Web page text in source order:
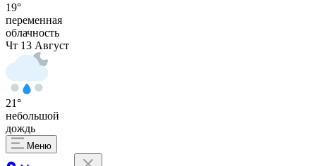
19°
переменная
облачность
Чт 13 Август
21°
небольшой
дождь
Меню